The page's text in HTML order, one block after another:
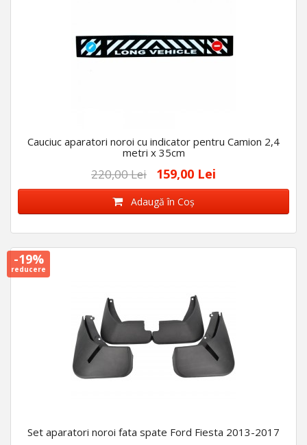
Cauciuc aparatori noroi cu indicator pentru Camion 2,4
metri x 35cm
220,00 Lei 159,00 Lei
Adaugă în Coş
-19%
reducere
Set aparatori noroi fata spate Ford Fiesta 2013-2017